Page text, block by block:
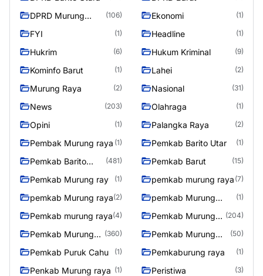
DPRD Murung
(106) Ekonomi (1)
FYI (1) Headline (1)
Hukrim (6) Hukum Kriminal (9)
Kominfo Barut (1) Lahei (2)
Murung Raya (2) Nasional (31)
News (203) Olahraga (1)
Opini (1) Palangka Raya (2)
Pembak Murung raya (1) Pemkab Barito Utar (1)
Pemkab Barito
(481) Pemkab Barut (15)
Pemkab Murung ray (1) pemkab murung raya (7)
pemkab Murung raya(2)
pemkab Murung
(1)
Pemkab murung raya(4)
Pemkab Murung
(204)
Pemkab Murung
(360)
Pemkab Murung
(50)
Pemkab Puruk Cahu (1) Pemkaburung raya (1)
Penkab Murung raya (1) Peristiwa (3)